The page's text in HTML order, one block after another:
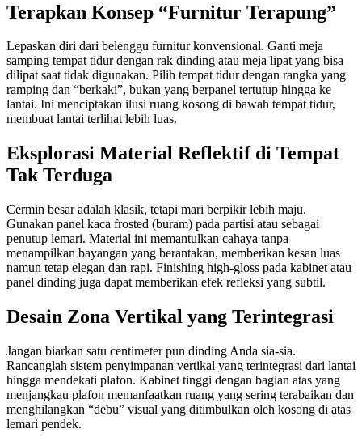
Terapkan Konsep “Furnitur Terapung”
Lepaskan diri dari belenggu furnitur konvensional. Ganti meja
samping tempat tidur dengan rak dinding atau meja lipat yang bisa
dilipat saat tidak digunakan. Pilih tempat tidur dengan rangka yang
ramping dan “berkaki”, bukan yang berpanel tertutup hingga ke
lantai. Ini menciptakan ilusi ruang kosong di bawah tempat tidur,
membuat lantai terlihat lebih luas.
Eksplorasi Material Reflektif di Tempat
Tak Terduga
Cermin besar adalah klasik, tetapi mari berpikir lebih maju.
Gunakan panel kaca frosted (buram) pada partisi atau sebagai
penutup lemari. Material ini memantulkan cahaya tanpa
menampilkan bayangan yang berantakan, memberikan kesan luas
namun tetap elegan dan rapi. Finishing high-gloss pada kabinet atau
panel dinding juga dapat memberikan efek refleksi yang subtil.
Desain Zona Vertikal yang Terintegrasi
Jangan biarkan satu centimeter pun dinding Anda sia-sia.
Rancanglah sistem penyimpanan vertikal yang terintegrasi dari lantai
hingga mendekati plafon. Kabinet tinggi dengan bagian atas yang
menjangkau plafon memanfaatkan ruang yang sering terabaikan dan
menghilangkan “debu” visual yang ditimbulkan oleh kosong di atas
lemari pendek.